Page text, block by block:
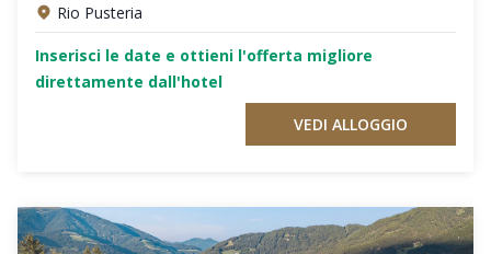
Rio Pusteria
Inserisci le date e ottieni l'offerta migliore
direttamente dall'hotel
VEDI ALLOGGIO